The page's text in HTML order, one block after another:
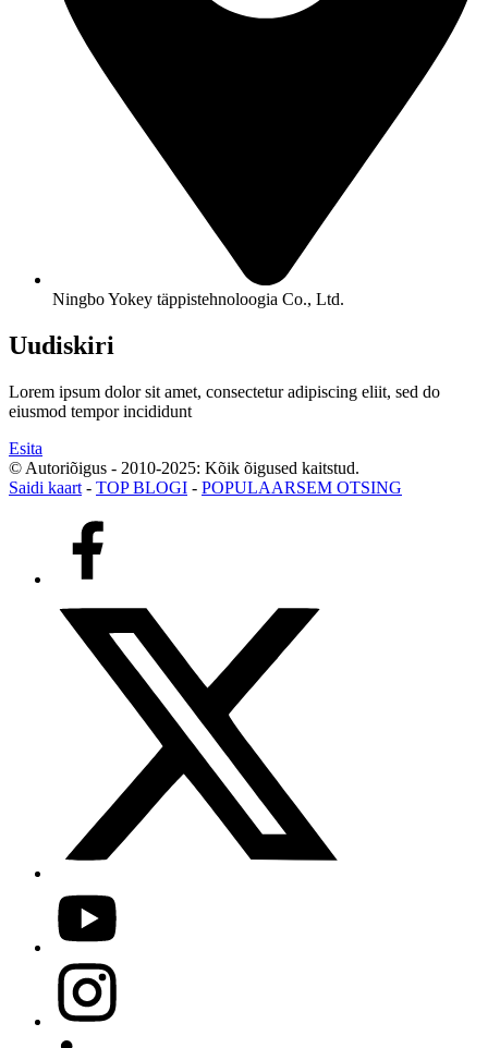
Ningbo Yokey täppistehnoloogia Co., Ltd.
Uudiskiri
Lorem ipsum dolor sit amet, consectetur adipiscing eliit, sed do
eiusmod tempor incididunt
Esita
© Autoriõigus - 2010-2025: Kõik õigused kaitstud.
Saidi kaart - TOP BLOGI - POPULAARSEM OTSING